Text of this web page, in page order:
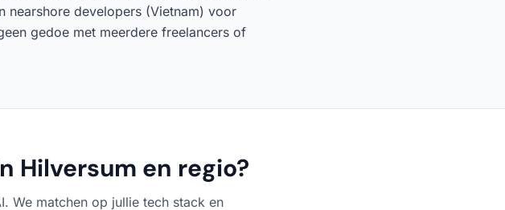
developers (Vietnam) voor
gedoe met meerdere freelancers of
Hilversum en regio?
We matchen op jullie tech stack en